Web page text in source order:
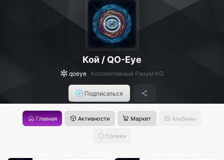
Кой / QO-Eye
qoeye Коллективный Разум КО
Подписаться
Главная Активности Маркет Альбомы
Солики